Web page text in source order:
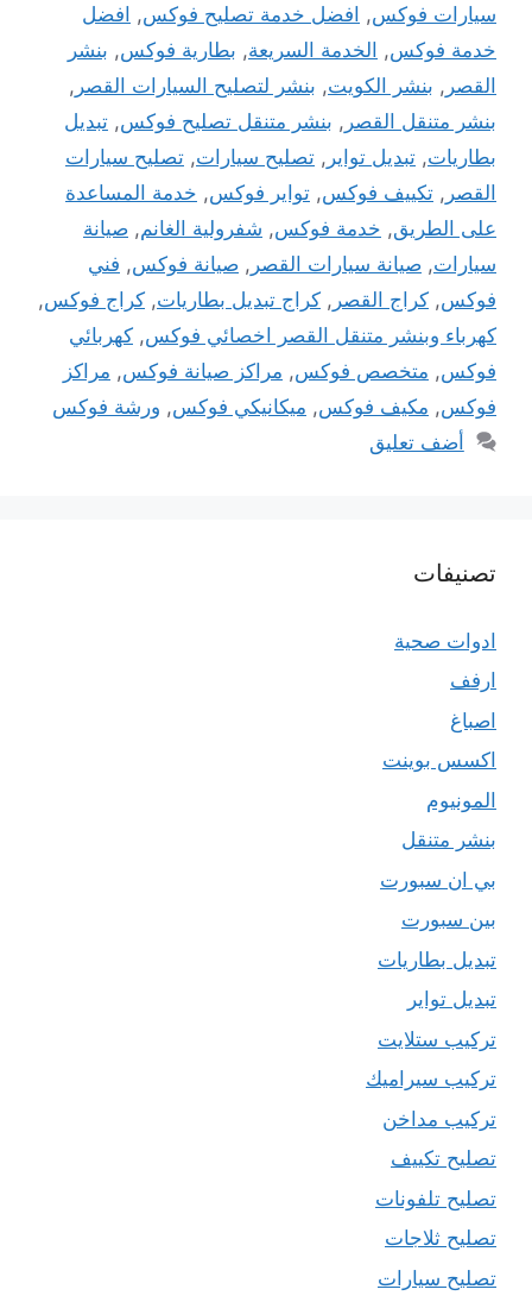
سيارات فوكس, افضل خدمة تصليح فوكس, افضل
خدمة فوكس, الخدمة السريعة, بطارية فوكس, بنشر
القصر , بنشر الكويت, بنشر لتصليح السيارات القصر ,
بنشر متنقل القصر , بنشر متنقل تصليح فوكس, تبديل
بطاريات, تبديل تواير , تصليح سيارات, تصليح سيارات
القصر , تكييف فوكس, تواير فوكس, خدمة المساعدة
على الطريق, خدمة فوكس, شفرولية الغانم, صيانة
سيارات, صيانة سيارات القصر , صيانة فوكس, فني
فوكس, كراج القصر , كراج تبديل بطاريات, كراج فوكس,
كهرباء وبنشر متنقل القصر اخصائي فوكس, كهربائي
فوكس, متخصص فوكس, مراكز صيانة فوكس, مراكز
فوكس, مكيف فوكس, ميكانيكي فوكس, ورشة فوكس
أضف تعليق
تصنيفات
ادوات صحية
ارفف
اصباغ
اكسس بوينت
المونيوم
بنشر متنقل
بي ان سبورت
بين سبورت
تبديل بطاريات
تبديل تواير
تركيب ستلايت
تركيب سيراميك
تركيب مداخن
تصليح تكييف
تصليح تلفونات
تصليح ثلاجات
تصليح سيارات